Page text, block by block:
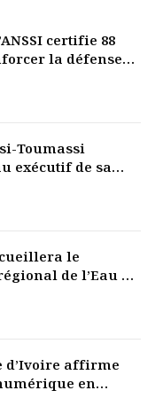
certifie 88
la défense
d’Ivoire
Toumassi
exécutif de sa
le
de l’Eau de
d’Ivoire affirme
en